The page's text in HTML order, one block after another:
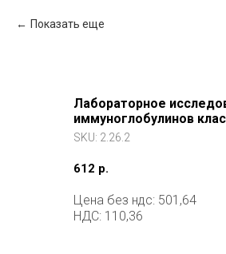
Показать еще
Лабораторное
иммуноглобулинов
SKU: 2.26.2
612 р.
Цена без ндс: 501,64
НДС: 110,36